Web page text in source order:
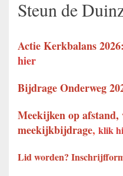
Steun de
Actie Kerkbalans
hier
Bijdrage Onderweg
Meekijken op afstand,
meekijkbijdrage, klik
Lid worden?